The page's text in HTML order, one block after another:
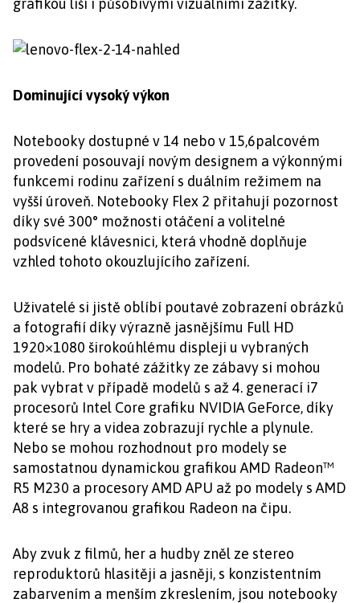
grafikou liší i působivými vizuálními zážitky.
Dominující vysoký výkon
Notebooky dostupné v 14 nebo v 15,6palcovém
provedení posouvají novým designem a výkonnými
funkcemi rodinu zařízení s duálním režimem na
vyšší úroveň. Notebooky Flex 2 přitahují pozornost
díky své 300° možnosti otáčení a volitelné
podsvícené klávesnici, která vhodně doplňuje
vzhled tohoto okouzlujícího zařízení.
Uživatelé si jistě oblíbí poutavé zobrazení obrázků
a fotografií díky výrazně jasnějšímu Full HD
1920×1080 širokoúhlému displeji u vybraných
modelů. Pro bohaté zážitky ze zábavy si mohou
pak vybrat v případě modelů s až 4. generací i7
procesorů Intel Core grafiku NVIDIA GeForce, díky
které se hry a videa zobrazují rychle a plynule.
Nebo se mohou rozhodnout pro modely se
samostatnou dynamickou grafikou AMD Radeon™
R5 M230 a procesory AMD APU až po modely s AMD
A8 s integrovanou grafikou Radeon na čipu.
Aby zvuk z filmů, her a hudby zněl ze stereo
reproduktorů hlasitěji a jasněji, s konzistentním
zabarvením a menším zkreslením, jsou notebooky